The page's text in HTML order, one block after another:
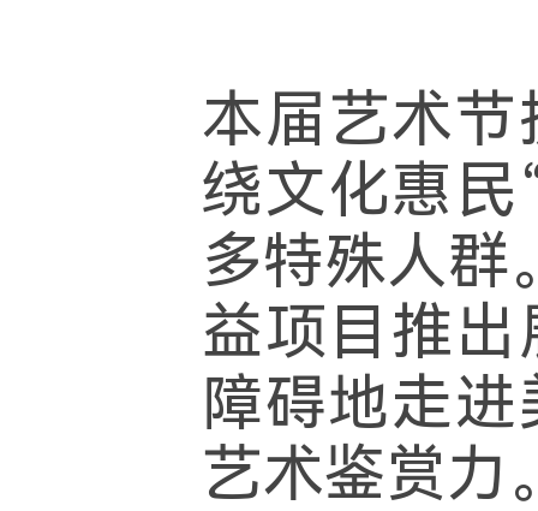
本届艺术
绕文化惠
多特殊人群
益项目推
障碍地走
艺术鉴赏力